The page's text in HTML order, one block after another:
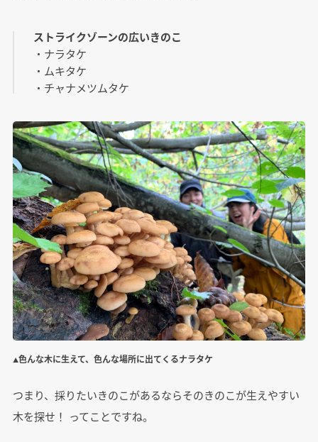
ストライクゾーンの広いきのこ
・ナラタケ
・ムキタケ
・チャナメツムタケ
▲色んな木に生えて、色んな場所に出てくるナラタケ
つまり、採りたいきのこがあるならそのきのこが生えやすい
木を探せ！ ってことですね。